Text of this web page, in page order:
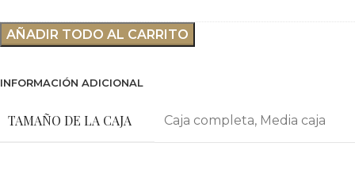
AÑADIR TODO AL CARRITO
INFORMACIÓN ADICIONAL
TAMAÑO DE LA CAJA Caja completa, Media caja